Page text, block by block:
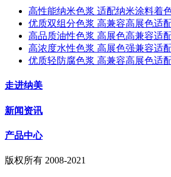
高性能纳米色浆 适配纳米涂料着
优质双组分色浆 高兼容高展色适
高品质油性色浆 高展色高兼容适
高浓度水性色浆 高展色强兼容适
优质轻防腐色浆 高兼容高展色适
走进纳美
新闻资讯
产品中心
版权所有 2008-2021